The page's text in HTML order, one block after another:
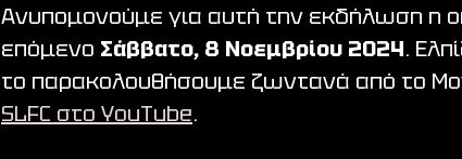
Ανυπομονούμε για αυτή την εκδήλωση η
επόμενο Σάββατο, 8 Νοεμβρίου 2024.
το παρακολουθήσουμε ζωντανά από το
SLFC στο YouTube.